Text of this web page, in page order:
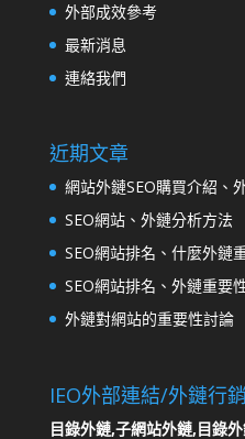
外部成效參考
最新消息
連絡我們
近期文章
網站外鏈SEO購買介紹、
SEO網站、外鏈分析方法
SEO網站排名、什麼外鏈
SEO網站排名、外鏈重要
外鏈對網站的重要性討論
IEO外部連結/外鏈行銷
目錄外鏈,子網站外鏈,目錄